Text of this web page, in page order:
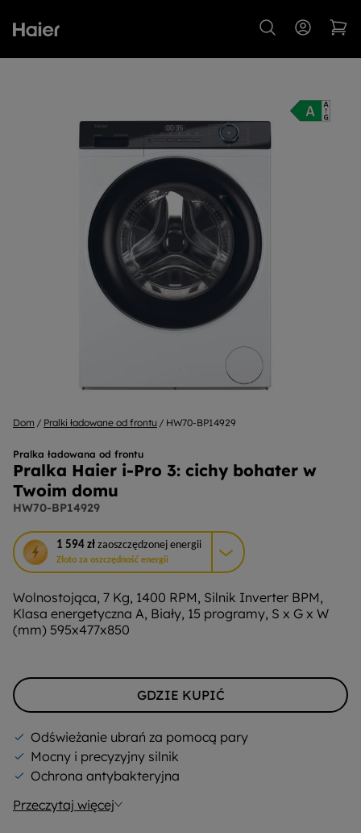
Dom Pralki ładowane od frontu HW70-BP14929
Pralka ładowana od frontu
Pralka Haier i-Pro 3: cichy bohater w
Twoim domu
HW70-BP14929
1 594 zł zaoszczędzonej energii
Złoto za oszczędność energii
To
działanie
otworzy
narzędzie
do
oszczędzania
energii
Wolnostojąca, 7 Kg, 1400 RPM, Silnik Inverter BPM,
Klasa energetyczna A, Biały, 15 programy, S x G x W
(mm) 595x477x850
GDZIE KUPIĆ
Odświeżanie ubrań za pomocą pary
Mocny i precyzyjny silnik
Ochrona antybakteryjna
Przeczytaj więcej